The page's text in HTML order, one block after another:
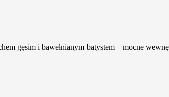
gęsim i bawełnianym batystem – mocne